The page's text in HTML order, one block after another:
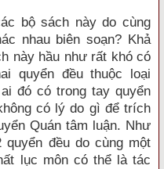
bộ sách này do cùng
nhau biên soạn? Khả
này hầu như rất khó có
quyển đều thuộc loại
đó có trong tay quyển
có lý do gì để trích
Quán tâm luận. Như
đều do cùng một
lục môn có thể là tác